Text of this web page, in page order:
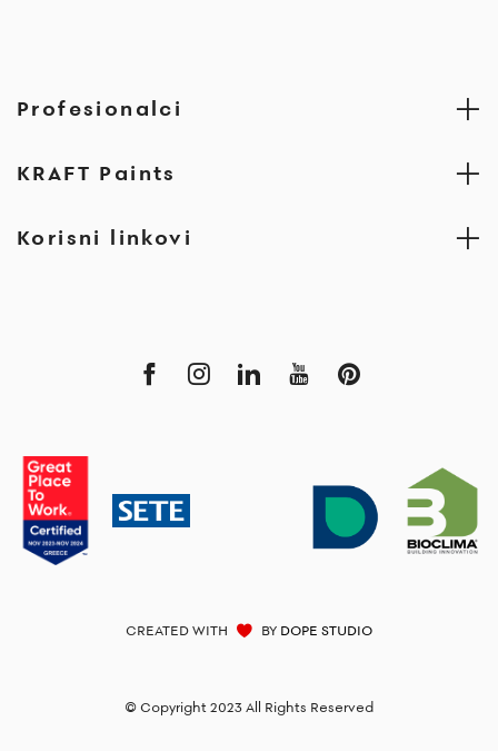
Profesionalci
KRAFT Paints
Korisni linkovi
CREATED WITH BY DOPE STUDIO
© Copyright 2023 All Rights Reserved